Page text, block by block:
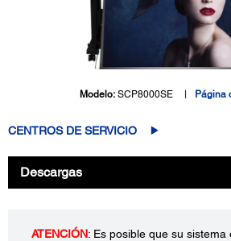
Modelo: SCP8000SE Página
CENTROS DE SERVICIO
Descargas
ATENCIÓN: Es posible que su